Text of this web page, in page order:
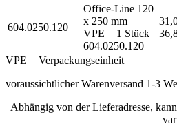
604.0250.120
Office-Line 120
x 250 mm
VPE = 1 Stück
604.0250.120
VPE = Verpackungseinheit
voraussichtlicher Warenversand 1-3
Abhängig von der Lieferadresse,